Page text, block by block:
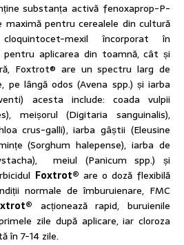
substanța activă fenoxaprop-P-
pentru cerealele din cultură
mexil încorporat în
aplicarea din toamnă, cât și
Foxtrot® are un spectru larg de
pe lângă odos (Avena spp.) și iarba
acesta include: coada vulpii
meișorul (Digitaria sanguinalis),
crus-galli), iarba gâștii (Eleusine
(Sorghum halepense), iarba de
meiul (Panicum spp.) și
Foxtrot® are o doză flexibilă
normale de îmburuienare, FMC
acționează rapid, buruienile
zile după aplicare, iar cloroza
în 7-14 zile.